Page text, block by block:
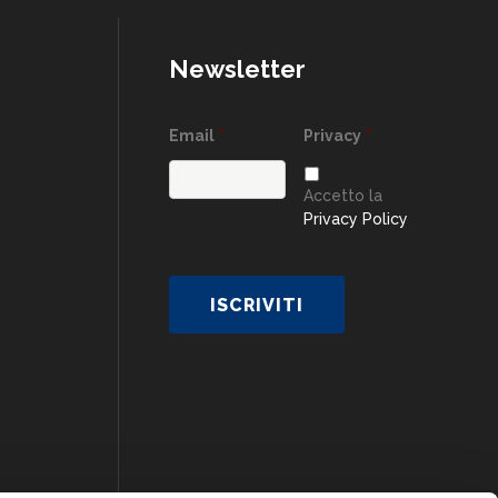
Newsletter
Email * Privacy *
Accetto la
Privacy Policy